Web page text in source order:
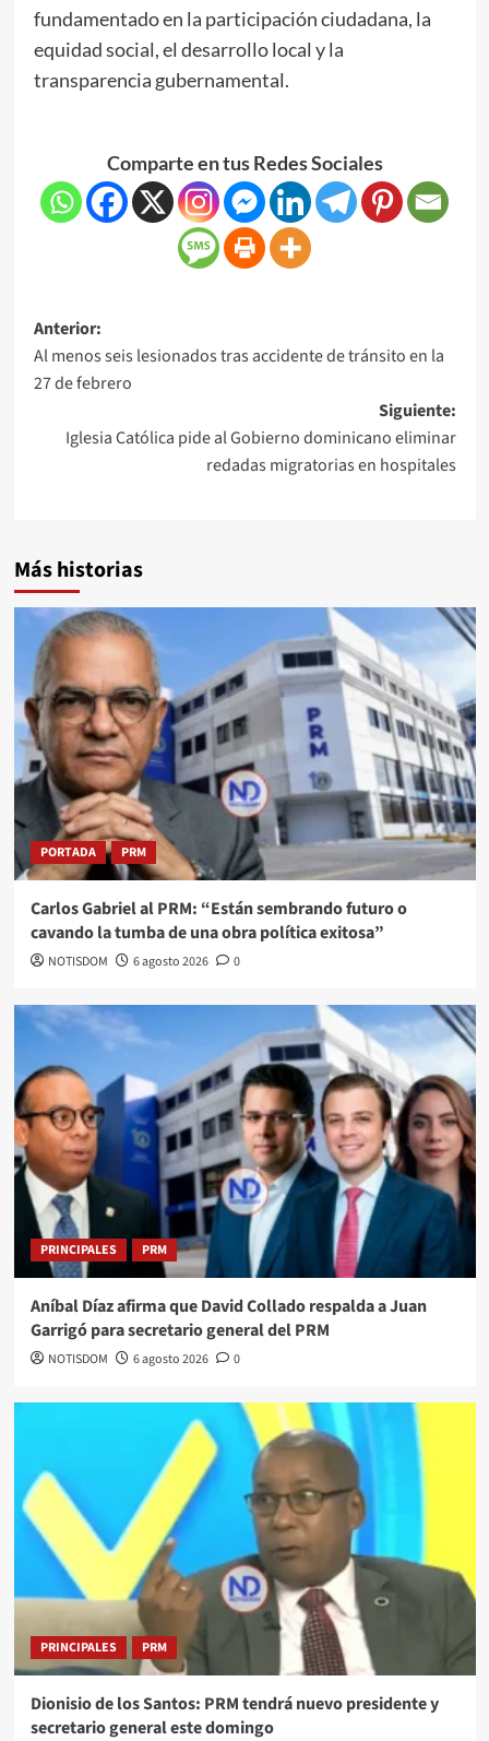
fundamentado en la participación ciudadana, la
equidad social, el desarrollo local y la
transparencia gubernamental.
Comparte en tus Redes Sociales
Anterior:
Al menos seis lesionados tras accidente de tránsito en la
27 de febrero
Siguiente:
Iglesia Católica pide al Gobierno dominicano eliminar
redadas migratorias en hospitales
Más historias
PORTADA PRM
Carlos Gabriel al PRM: “Están sembrando futuro o
cavando la tumba de una obra política exitosa”
NOTISDOM 6 agosto 2026 0
PRINCIPALES PRM
Aníbal Díaz afirma que David Collado respalda a Juan
Garrigó para secretario general del PRM
NOTISDOM 6 agosto 2026 0
PRINCIPALES PRM
Dionisio de los Santos: PRM tendrá nuevo presidente y
secretario general este domingo